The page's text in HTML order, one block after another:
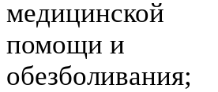
медицинской
помощи и
обезболивания;